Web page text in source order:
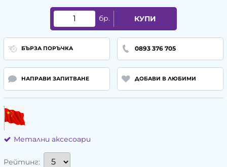
бр. КУПИ
БЪРЗА ПОРЪЧКА 0893 376 705
НАПРАВИ ЗАПИТВАНЕ ДОБАВИ В ЛЮБИМИ
Метални аксесоари
Рейтинг: